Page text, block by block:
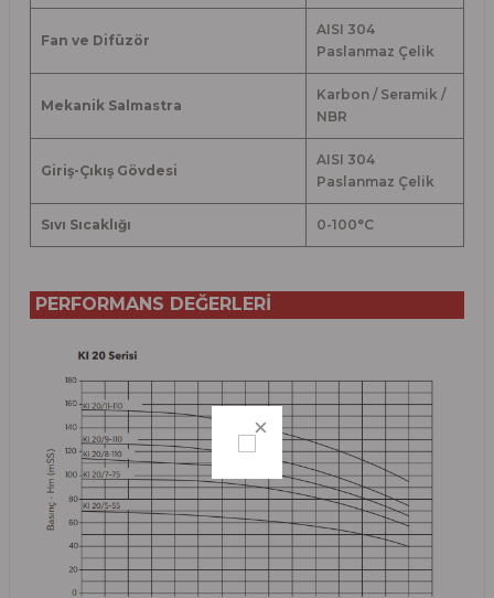
Fan ve Difüzör
AISI 304
Paslanmaz Çelik
Mekanik Salmastra
Karbon / Seramik /
NBR
Giriş-Çıkış Gövdesi
AISI 304
Paslanmaz Çelik
Sıvı Sıcaklığı 0-100°C
PERFORMANS DEĞERLERİ